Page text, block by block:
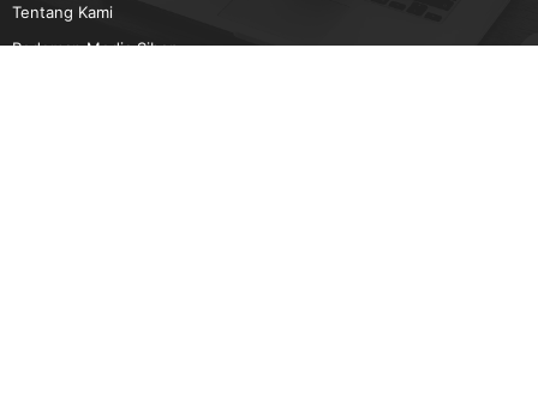
Tentang Kami
Pedoman Media Siber